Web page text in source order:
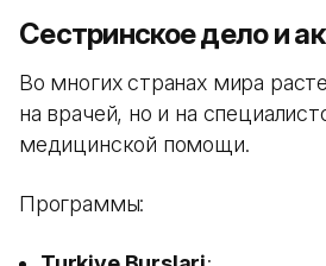
Сестринское дело и
Во многих странах мира
на врачей, но и на
медицинской помощи.
Программы: